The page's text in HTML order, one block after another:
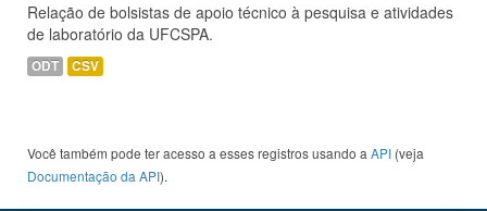
Relação de bolsistas de apoio técnico à pesquisa e atividades
de laboratório da UFCSPA.
ODT CSV
Você também pode ter acesso a esses registros usando a API (veja
Documentação da API).